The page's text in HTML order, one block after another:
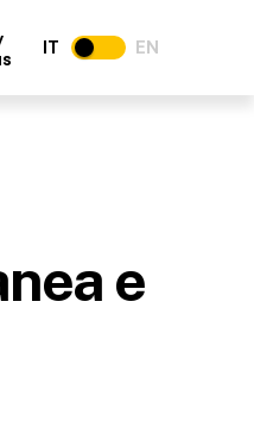
IT EN
e